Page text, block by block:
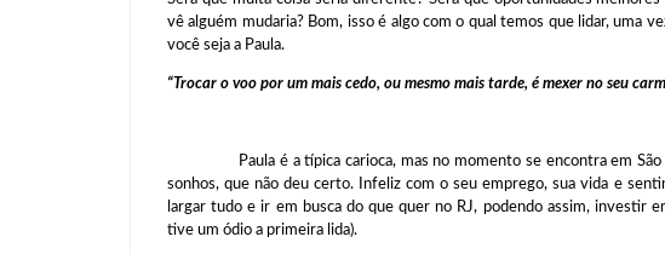
vê alguém mudaria? Bom, isso é algo com o qual temos que lidar, uma
você seja a Paula.
“Trocar o voo por um mais cedo, ou mesmo mais tarde, é mexer no seu
Paula é a típica carioca, mas no momento se encontra em São
sonhos, que não deu certo. Infeliz com o seu emprego, sua vida e
largar tudo e ir em busca do que quer no RJ, podendo assim, investir
tive um ódio a primeira lida).